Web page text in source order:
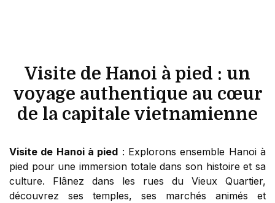
Visite de Hanoi à pied : un
voyage authentique au cœur
de la capitale vietnamienne
Visite de Hanoi à pied : Explorons ensemble Hanoi à
pied pour une immersion totale dans son histoire et sa
culture. Flânez dans les rues du Vieux Quartier,
découvrez ses temples, ses marchés animés et